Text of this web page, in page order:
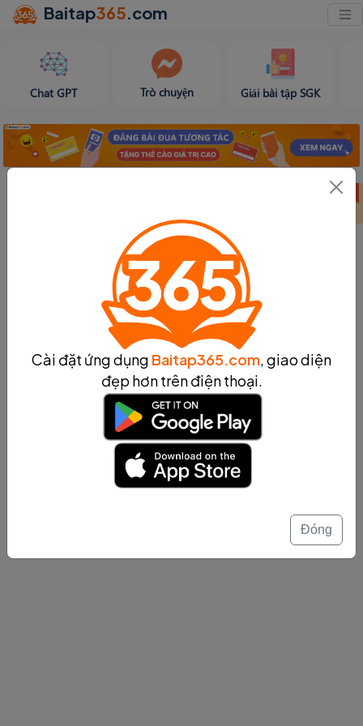
Baitap365.com
Chat GPT Trò chuyện Giải bài tập SGK
Bảng thành tích
Cài đặt ứng dụng Baitap365.com, giao diện
đẹp hơn trên điện thoại.
Đóng